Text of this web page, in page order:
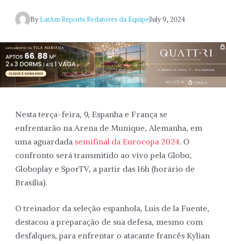
ByLatAm Reports Redatores da EquipeJuly 9, 2024
Nesta terça-feira, 9, Espanha e França se
enfrentarão na Arena de Munique, Alemanha, em
uma aguardada semifinal da Eurocopa 2024. O
confronto será transmitido ao vivo pela Globo,
Globoplay e SporTV, a partir das 16h (horário de
Brasília).
O treinador da seleção espanhola, Luis de la Fuente,
destacou a preparação de sua defesa, mesmo com
desfalques, para enfrentar o atacante francês Kylian